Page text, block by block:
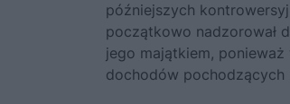
późniejszych
początkowo nadzorował
jego majątkiem, ponieważ
dochodów pochodzących